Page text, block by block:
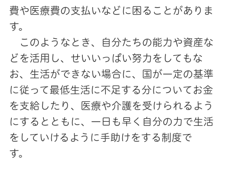
費や医療費の支払いなどに困ることがありま
す。
このようなとき、自分たちの能力や資産な
どを活用し、せいいっぱい努力をしてもな
お、生活ができない場合に、国が一定の基準
に従って最低生活に不足する分についてお金
を支給したり、医療や介護を受けられるよう
にするとともに、一日も早く自分の力で生活
をしていけるように手助けをする制度で
す。